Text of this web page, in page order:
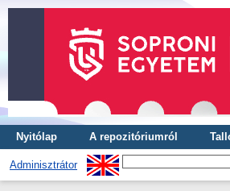
Nyitólap A repozitóriumról
Adminisztrátor